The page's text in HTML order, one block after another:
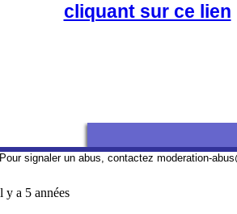
cliquant sur ce lien
Pour signaler un abus, contactez moderation-